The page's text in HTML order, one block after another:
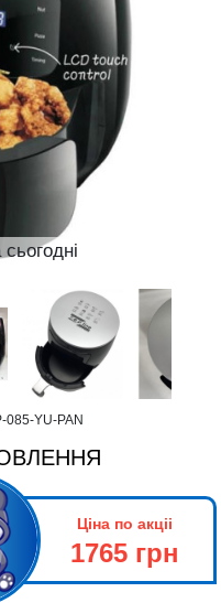
085-YU-PAN
Ціна по акціі
1765 грн